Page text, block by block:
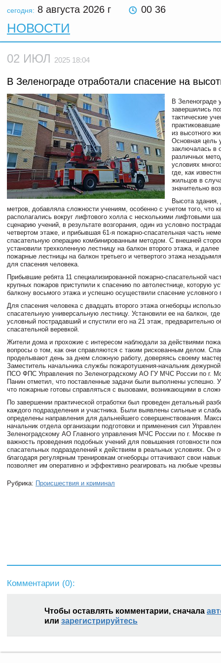
сегодня: 8 августа 2026 г 00 36
НОВОСТИ
02 ИЮЛ 2025 18:04
В Зеленограде отработали спасение на
В Зеленограде
завершились
тактические
из высотного
Основная цель
заключалась в
различных
условиях
где, как
жильцов в
значительно
Высота здания,
метров, добавляла сложности учениям, особенно с учетом того, что
располагались вокруг лифтового холла с несколькими лифтовыми
сценарию учений, в результате возгорания, один из условно
четвертом этаже, и прибывшая 61-я пожарно-спасательная часть
спасательную операцию комбинированным методом. С внешней
установили трехколенную лестницу на балкон второго этажа, и
пожарные лестницы на балкон третьего и четвертого этажа
для спасения человека.
Прибывшие ребята 11 специализированной пожарно-спасательной
крупных пожаров приступили к спасению по автолестнице, которую
балкону восьмого этажа и успешно осуществили спасение условного
Для спасения человека с двадцать второго этажа огнеборцы
спасательную универсальную лестницу. Установили ее на балкон,
условный пострадавший и спустили его на 21 этаж, предварительно
спасательной веревкой.
Жители дома и прохожие с интересом наблюдали за действиями
вопросы о том, как они справляются с таким рискованным делом.
проделывают день за днем сложную работу, доверяясь своему
Заместитель начальника службы пожаротушения-начальник
ПСО ФПС Управления по Зеленоградскому АО ГУ МЧС России по г.
Панин отметил, что поставленные задачи были выполнены успешно.
что пожарные готовы справляться с вызовами, возникающими в
По завершении практической отработки был проведен детальный
каждого подразделения и участника. Были выявлены сильные и
определены направления для дальнейшего совершенствования.
начальник отдела организации подготовки и применения сил
Зеленоградскому АО Главного управления МЧС России по г. Москве
важность проведения подобных учений для повышения готовности
спасательных подразделений к действиям в реальных условиях. Он
благодаря регулярным тренировкам огнеборцы оттачивают свои
позволяет им оперативно и эффективно реагировать на любые
Рубрика: Происшествия и криминал
Комментарии (0):
Чтобы оставлять комментарии, сначала
или зарегистрируйтесь